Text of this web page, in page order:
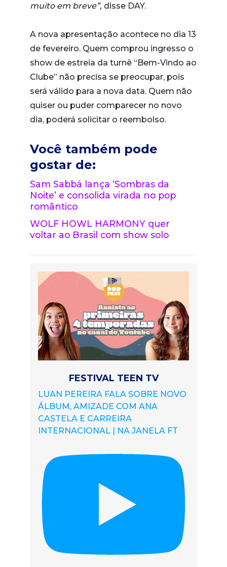
muito em breve”, disse DAY.
A nova apresentação acontece no dia 13
de fevereiro. Quem comprou ingresso o
show de estreia da turnê “Bem-Vindo ao
Clube” não precisa se preocupar, pois
será válido para a nova data. Quem não
quiser ou puder comparecer no novo
dia, poderá solicitar o reembolso.
Você também pode
gostar de:
Sam Sabbá lança ‘Sombras da
Noite’ e consolida virada no pop
romântico
WOLF HOWL HARMONY quer
voltar ao Brasil com show solo
FESTIVAL TEEN TV
LUAN PEREIRA FALA SOBRE NOVO
ÁLBUM, AMIZADE COM ANA
CASTELA E CARREIRA
INTERNACIONAL | NA JANELA FT